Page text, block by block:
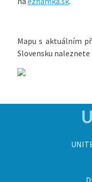
Mapu s aktuálním
Slovensku naleznete